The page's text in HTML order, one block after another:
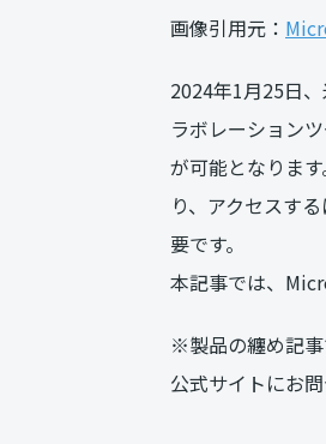
画像引用元：
2024年1月25日
ラボレーション
が可能となりま
り、アクセスす
要です。
本記事では、
※製品の纏め記
公式サイトにお問